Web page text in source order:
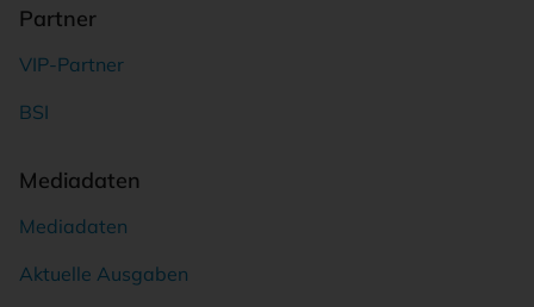
Partner
VIP-Partner
BSI
Mediadaten
Mediadaten
Aktuelle Ausgaben